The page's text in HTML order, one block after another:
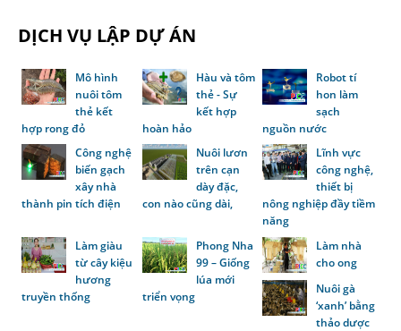
DỊCH VỤ LẬP DỰ ÁN
Mô hình
nuôi tôm
thẻ kết
hợp rong đỏ
Hàu và tôm
thẻ - Sự
kết hợp
hoàn hảo
Robot tí
hon làm
sạch
nguồn nước
Công nghệ
biến gạch
xây nhà
thành pin tích điện
Nuôi lươn
trên cạn
dày đặc,
con nào cũng dài,
Lĩnh vực
công nghệ,
thiết bị
nông nghiệp đầy tiềm
năng
Làm giàu
từ cây kiệu
hương
truyền thống
Phong Nha
99 – Giống
lúa mới
triển vọng
Làm nhà
cho ong
Nuôi gà
‘xanh’ bằng
thảo dược